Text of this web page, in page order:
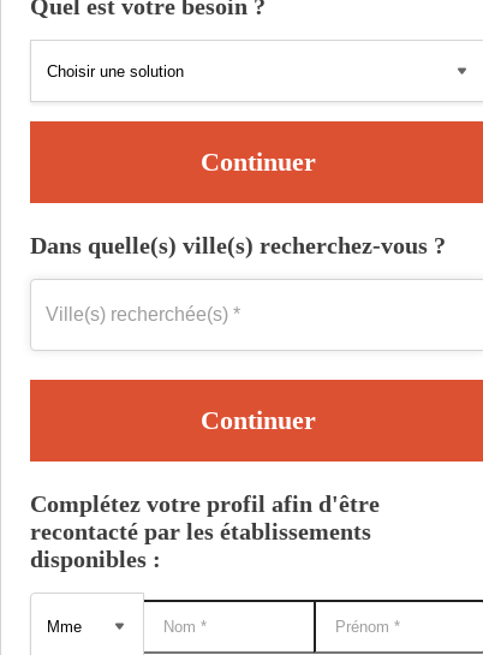
Quel est votre besoin ?
Continuer
Dans quelle(s) ville(s) recherchez-vous ?
Continuer
Complétez votre profil afin d'être
recontacté par les établissements
disponibles :